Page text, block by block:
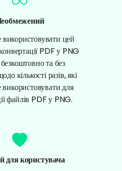
цей
PDF у PNG
та без
кількості разів, які
для
файлів PDF у PNG.
для користувача